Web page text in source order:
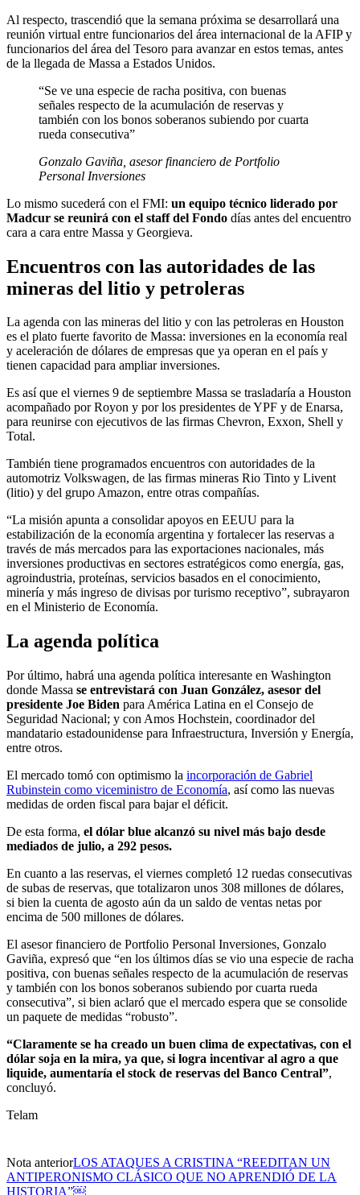
Al respecto, trascendió que la semana próxima se desarrollará una
reunión virtual entre funcionarios del área internacional de la AFIP y
funcionarios del área del Tesoro para avanzar en estos temas, antes
de la llegada de Massa a Estados Unidos.
“Se ve una especie de racha positiva, con buenas
señales respecto de la acumulación de reservas y
también con los bonos soberanos subiendo por cuarta
rueda consecutiva”
Gonzalo Gaviña, asesor financiero de Portfolio
Personal Inversiones
Lo mismo sucederá con el FMI: un equipo técnico liderado por
Madcur se reunirá con el staff del Fondo días antes del encuentro
cara a cara entre Massa y Georgieva.
Encuentros con las autoridades de las
mineras del litio y petroleras
La agenda con las mineras del litio y con las petroleras en Houston
es el plato fuerte favorito de Massa: inversiones en la economía real
y aceleración de dólares de empresas que ya operan en el país y
tienen capacidad para ampliar inversiones.
Es así que el viernes 9 de septiembre Massa se trasladaría a Houston
acompañado por Royon y por los presidentes de YPF y de Enarsa,
para reunirse con ejecutivos de las firmas Chevron, Exxon, Shell y
Total.
También tiene programados encuentros con autoridades de la
automotriz Volkswagen, de las firmas mineras Rio Tinto y Livent
(litio) y del grupo Amazon, entre otras compañías.
“La misión apunta a consolidar apoyos en EEUU para la
estabilización de la economía argentina y fortalecer las reservas a
través de más mercados para las exportaciones nacionales, más
inversiones productivas en sectores estratégicos como energía, gas,
agroindustria, proteínas, servicios basados en el conocimiento,
minería y más ingreso de divisas por turismo receptivo”, subrayaron
en el Ministerio de Economía.
La agenda política
Por último, habrá una agenda política interesante en Washington
donde Massa se entrevistará con Juan González, asesor del
presidente Joe Biden para América Latina en el Consejo de
Seguridad Nacional; y con Amos Hochstein, coordinador del
mandatario estadounidense para Infraestructura, Inversión y Energía,
entre otros.
El mercado tomó con optimismo la incorporación de Gabriel
Rubinstein como viceministro de Economía, así como las nuevas
medidas de orden fiscal para bajar el déficit.
De esta forma, el dólar blue alcanzó su nivel más bajo desde
mediados de julio, a 292 pesos.
En cuanto a las reservas, el viernes completó 12 ruedas consecutivas
de subas de reservas, que totalizaron unos 308 millones de dólares,
si bien la cuenta de agosto aún da un saldo de ventas netas por
encima de 500 millones de dólares.
El asesor financiero de Portfolio Personal Inversiones, Gonzalo
Gaviña, expresó que “en los últimos días se vio una especie de racha
positiva, con buenas señales respecto de la acumulación de reservas
y también con los bonos soberanos subiendo por cuarta rueda
consecutiva”, si bien aclaró que el mercado espera que se consolide
un paquete de medidas “robusto”.
“Claramente se ha creado un buen clima de expectativas, con el
dólar soja en la mira, ya que, si logra incentivar al agro a que
liquide, aumentaría el stock de reservas del Banco Central”,
concluyó.
Telam
Nota anteriorLOS ATAQUES A CRISTINA “REEDITAN UN
ANTIPERONISMO CLÁSICO QUE NO APRENDIÓ DE LA
HISTORIA”￼